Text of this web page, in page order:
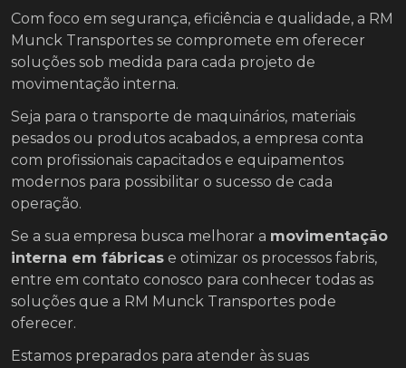
Com foco em segurança, eficiência e qualidade, a RM
Munck Transportes se compromete em oferecer
soluções sob medida para cada projeto de
movimentação interna.
Seja para o transporte de maquinários, materiais
pesados ou produtos acabados, a empresa conta
com profissionais capacitados e equipamentos
modernos para possibilitar o sucesso de cada
operação.
Se a sua empresa busca melhorar a movimentação
interna em fábricas e otimizar os processos fabris,
entre em contato conosco para conhecer todas as
soluções que a RM Munck Transportes pode
oferecer.
Estamos preparados para atender às suas